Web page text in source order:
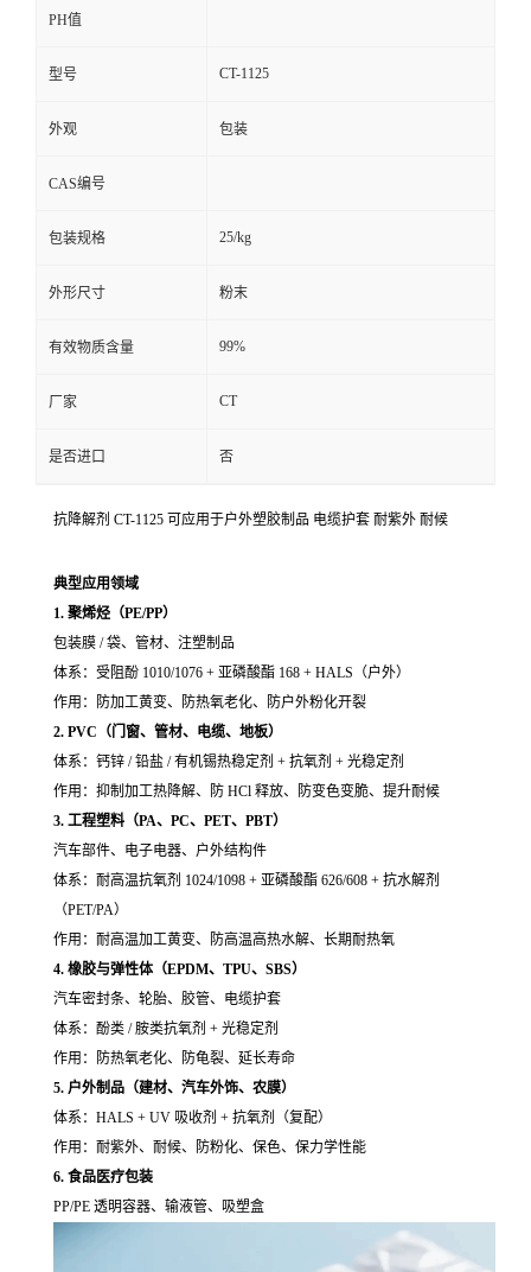
PH值
型号 CT-1125
外观 包装
CAS编号
包装规格 25/kg
外形尺寸 粉末
有效物质含量 99%
厂家 CT
是否进口 否
抗降解剂 CT-1125 可应用于户外塑胶制品 电缆护套 耐紫外 耐候
典型应用领域
1. 聚烯烃（PE/PP）
包装膜 / 袋、管材、注塑制品
体系：受阻酚 1010/1076 + 亚磷酸酯 168 + HALS（户外）
作用：防加工黄变、防热氧老化、防户外粉化开裂
2. PVC（门窗、管材、电缆、地板）
体系：钙锌 / 铅盐 / 有机锡热稳定剂 + 抗氧剂 + 光稳定剂
作用：抑制加工热降解、防 HCl 释放、防变色变脆、提升耐候
3. 工程塑料（PA、PC、PET、PBT）
汽车部件、电子电器、户外结构件
体系：耐高温抗氧剂 1024/1098 + 亚磷酸酯 626/608 + 抗水解剂
（PET/PA）
作用：耐高温加工黄变、防高温高热水解、长期耐热氧
4. 橡胶与弹性体（EPDM、TPU、SBS）
汽车密封条、轮胎、胶管、电缆护套
体系：酚类 / 胺类抗氧剂 + 光稳定剂
作用：防热氧老化、防龟裂、延长寿命
5. 户外制品（建材、汽车外饰、农膜）
体系：HALS + UV 吸收剂 + 抗氧剂（复配）
作用：耐紫外、耐候、防粉化、保色、保力学性能
6. 食品医疗包装
PP/PE 透明容器、输液管、吸塑盒